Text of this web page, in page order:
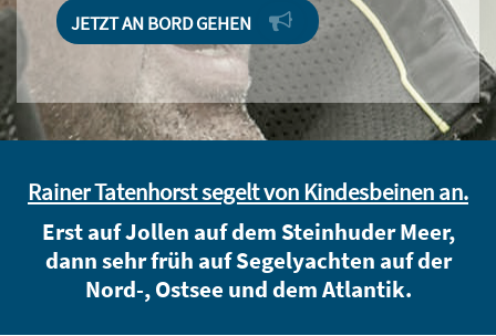
JETZT AN BORD GEHEN
Rainer Tatenhorst segelt von Kindesbeinen an.
Erst auf Jollen auf dem Steinhuder Meer,
dann sehr früh auf Segelyachten auf der
Nord-, Ostsee und dem Atlantik.